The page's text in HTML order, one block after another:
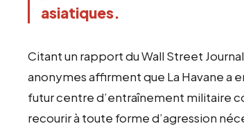
asiatiques.
Citant un rapport du Wall Street
anonymes affirment que La Havane a
futur centre d’entraînement militaire
recourir à toute forme d’agression